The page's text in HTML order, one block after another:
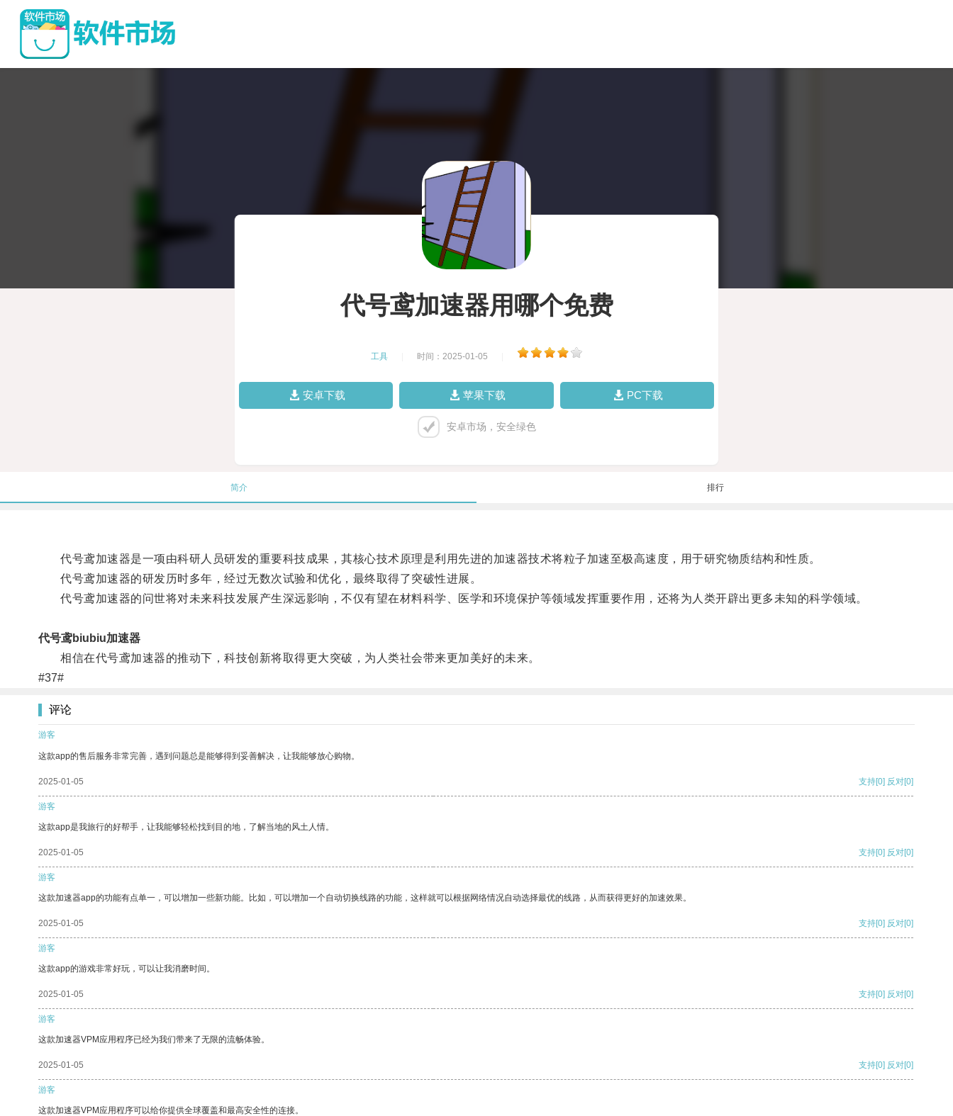
代号鸢加速器用哪个免费
工具 时间：2025-01-05
安卓下载 苹果下载 PC下载
安卓市场，安全绿色
简介 排行
代号鸢加速器是一项由科研人员研发的重要科技成果，其核心技术原理是利用先进的加速器技术将粒子加速至极高速度，用于研究物质结构和性质。
代号鸢加速器的研发历时多年，经过无数次试验和优化，最终取得了突破性进展。
代号鸢加速器的问世将对未来科技发展产生深远影响，不仅有望在材料科学、医学和环境保护等领域发挥重要作用，还将为人类开辟出更多未知的科学领域。
代号鸢biubiu加速器
相信在代号鸢加速器的推动下，科技创新将取得更大突破，为人类社会带来更加美好的未来。
#37#
评论
游客
这款app的售后服务非常完善，遇到问题总是能够得到妥善解决，让我能够放心购物。
2025-01-05 支持[0] 反对[0]
游客
这款app是我旅行的好帮手，让我能够轻松找到目的地，了解当地的风土人情。
2025-01-05 支持[0] 反对[0]
游客
这款加速器app的功能有点单一，可以增加一些新功能。比如，可以增加一个自动切换线路的功能，这样就可以根据网络情况自动选择最优的线路，从而获得更好的加速效果。
2025-01-05 支持[0] 反对[0]
游客
这款app的游戏非常好玩，可以让我消磨时间。
2025-01-05 支持[0] 反对[0]
游客
这款加速器VPM应用程序已经为我们带来了无限的流畅体验。
2025-01-05 支持[0] 反对[0]
游客
这款加速器VPM应用程序可以给你提供全球覆盖和最高安全性的连接。